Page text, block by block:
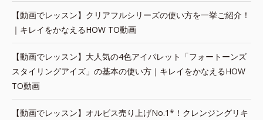
【動画でレッスン】クリアフルシリーズの使い方を一挙ご紹介！
｜キレイをかなえるHOW TO動画
【動画でレッスン】大人気の4色アイパレット「フォートーンズ
スタイリングアイズ」の基本の使い方｜キレイをかなえるHOW
TO動画
【動画でレッスン】オルビス売り上げNo.1*！クレンジングリキ